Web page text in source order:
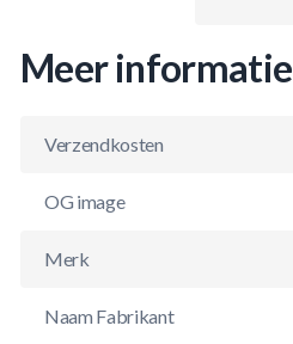
Meer informatie
Verzendkosten
OG image
Merk
Naam Fabrikant